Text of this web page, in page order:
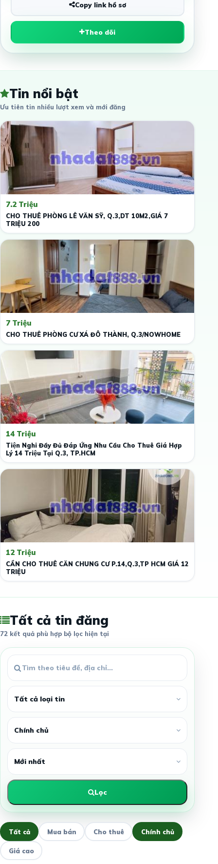
Copy link hồ sơ
Theo dõi
Tin nổi bật
Ưu tiên tin nhiều lượt xem và mới đăng
7.2 Triệu
CHO THUÊ PHÒNG LÊ VĂN SỸ, Q.3,DT 10M2,GIÁ 7
TRIỆU 200
7 Triệu
CHO THUÊ PHÒNG CƯ XÁ ĐÔ THÀNH, Q.3/NOWHOME
14 Triệu
Tiện Nghi Đầy Đủ Đáp Ứng Nhu Cầu Cho Thuê Giá Hợp
Lý 14 Triệu Tại Q.3, TP.HCM
12 Triệu
CẦN CHO THUÊ CĂN CHUNG CƯ P.14,Q.3,TP HCM GIÁ 12
TRIỆU
Tất cả tin đăng
72 kết quả phù hợp bộ lọc hiện tại
Lọc
Tất cả Mua bán Cho thuê Chính chủ
Giá cao